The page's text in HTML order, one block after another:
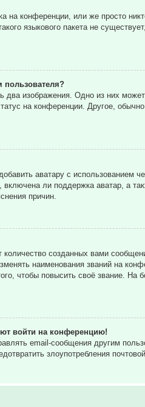
на конференции, или же просто
языкового пакета не
два изображения. Одно из них
на конференции. Другое,
аватару с использованием
ли поддержка аватар, а
причин.
созданных вами
наименования званий на
чтобы повысить своё звание. На
войти на конференцию!
email-сообщения другим
злоупотребления